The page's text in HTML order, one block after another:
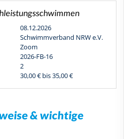
08.12.2026
Schwimmverband NRW e.V.
Zoom
2026-FB-16
2
30,00 € bis 35,00 €
& wichtige